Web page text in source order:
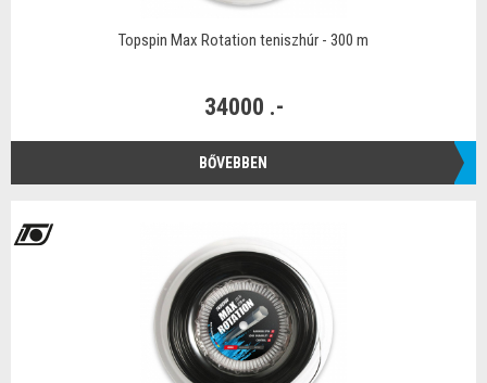
Topspin Max Rotation teniszhúr - 300 m
34000 .-
BŐVEBBEN